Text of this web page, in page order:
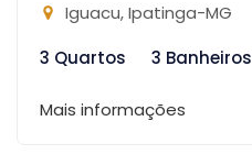
Iguacu, Ipatinga-MG
3 Quartos
3 Banheiros
Mais informações